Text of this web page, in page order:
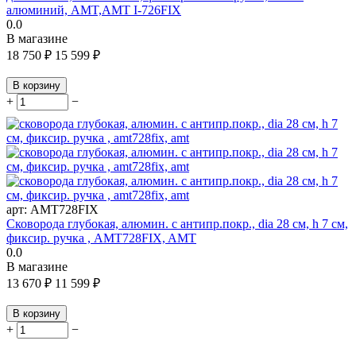
алюминий, AMT,AMT I-726FIX
0.0
В магазине
18 750 ₽ 15 599 ₽
В корзину
+ −
арт: AMT728FIX
Сковорода глубокая, алюмин. с антипр.покр., dia 28 см, h 7 см,
фиксир. ручка , AMT728FIX, AMT
0.0
В магазине
13 670 ₽ 11 599 ₽
В корзину
+ −